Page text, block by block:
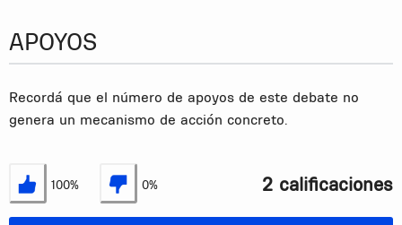
APOYOS
Recordá que el número de apoyos de este debate no
genera un mecanismo de acción concreto.
Estoy de acuerdo
100%
No estoy de acuerdo
0% 2 calificaciones